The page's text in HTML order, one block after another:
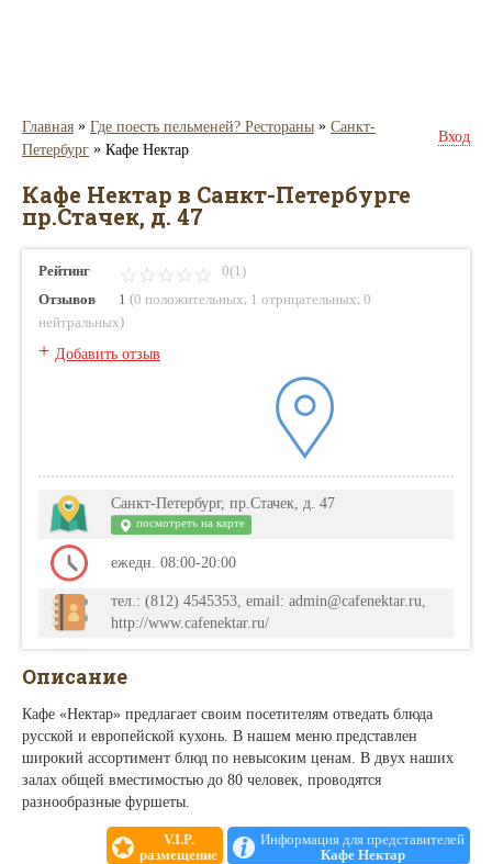
Главная » Где поесть пельменей? Рестораны » Санкт-
Петербург » Кафе Нектар
Вход
Кафе Нектар в Санкт-Петербурге
пр.Стачек, д. 47
Рейтинг
0(1)
Отзывов
1 (0 положительных, 1 отрицательных, 0
нейтральных)
+ Добавить отзыв
Санкт-Петербург, пр.Стачек, д. 47
посмотреть на карте
ежедн. 08:00-20:00
тел.: (812) 4545353, email: admin@cafenektar.ru,
http://www.cafenektar.ru/
Описание
Кафе «Нектар» предлагает своим посетителям отведать блюда
русской и европейской кухонь. В нашем меню представлен
широкий ассортимент блюд по невысоким ценам. В двух наших
залах общей вместимостью до 80 человек, проводятся
разнообразные фуршеты.
V.I.P.
размещение
Информация для представителей
Кафе Нектар